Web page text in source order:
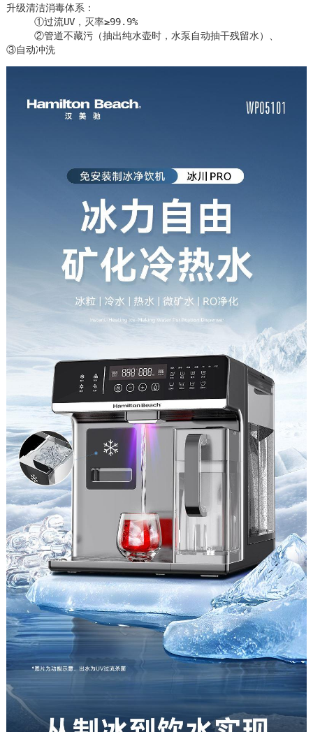
升级清洁消毒体系：
     ①过流UV，灭率≥99.9%
     ②管道不藏污（抽出纯水壶时，水泵自动抽干残留水）、
③自动冲洗